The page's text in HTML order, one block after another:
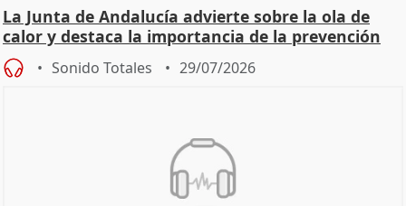
La Junta de Andalucía advierte sobre la ola de
calor y destaca la importancia de la prevención
Sonido Totales 29/07/2026